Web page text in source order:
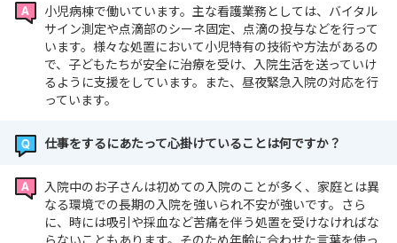
小児病棟で働いています。主な看護業務としては、バイタル
サイン測定や点滴部のシーネ固定、点滴の投与などを行って
います。様々な処置において小児特有の技術や方法があるの
で、子どもたちが安全に治療を受け、入院生活を送っていけ
るように支援をしています。また、昼夜緊急入院の対応を行
っています。
仕事をするにあたって心掛けていることは何ですか？
入院中のお子さんは初めての入院のことが多く、家庭とは異
なる環境での長期の入院を強いられ不安が強いです。さら
に、時には吸引や採血など苦痛を伴う処置を受けなければな